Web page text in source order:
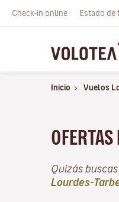
Check-in online Estado de
Inicio Vuelos
Quizás
Lourdes-